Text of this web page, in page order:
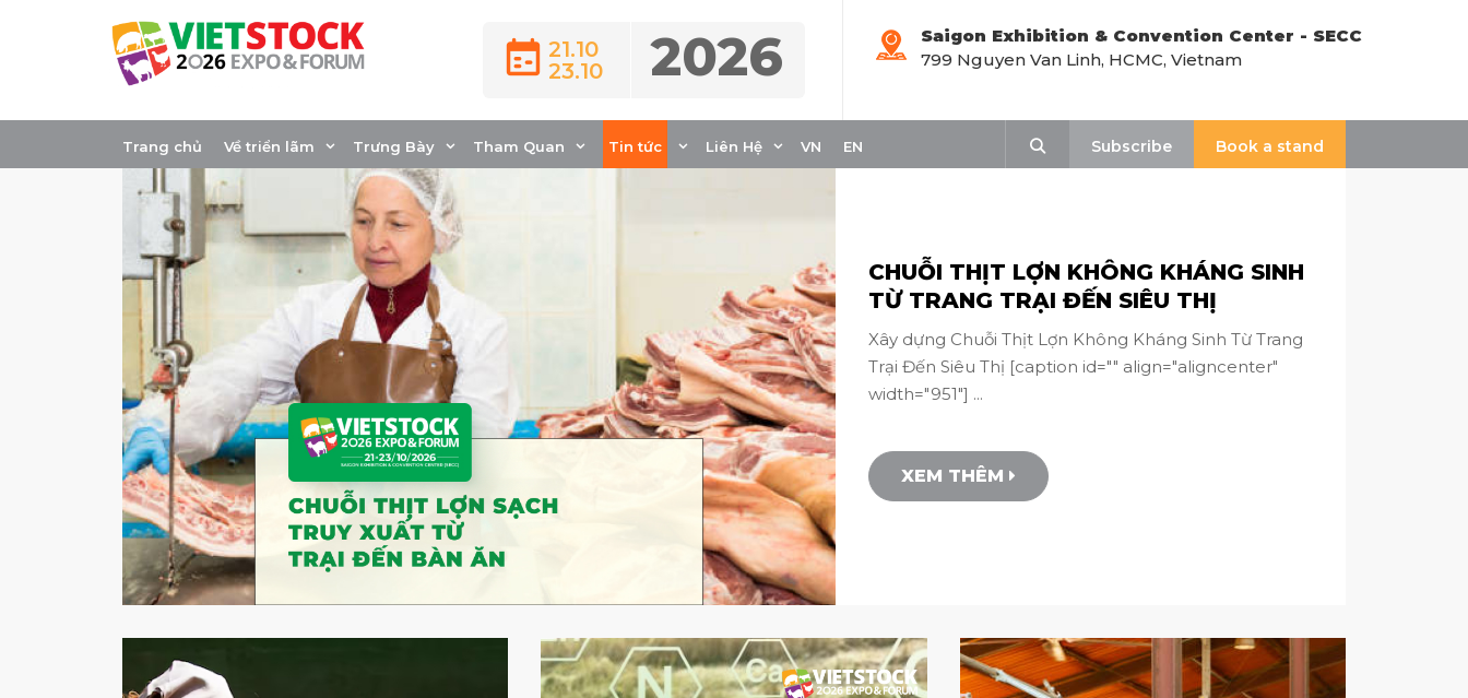
21.10
23.10
2026
Saigon Exhibition & Convention Center - SECC
799 Nguyen Van Linh, HCMC, Vietnam
Trang chủ Về triển lãm Trưng Bày Tham Quan Tin tức Liên Hệ VN EN
Subscribe
Book a stand
Tin ngành
CHUỖI THỊT LỢN KHÔNG KHÁNG SINH
TỪ TRANG TRẠI ĐẾN SIÊU THỊ
Xây dựng Chuỗi Thịt Lợn Không Kháng Sinh Từ Trang
Trại Đến Siêu Thị [caption id="" align="aligncenter"
width="951"] ...
XEM THÊM